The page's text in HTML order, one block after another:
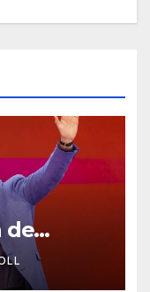
de